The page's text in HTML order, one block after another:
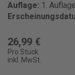
Auflage: 1.
26,99 €
Pro Stück
inkl. MwSt.